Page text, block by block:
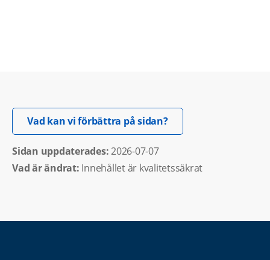
Vad kan vi förbättra på sidan?Öppnas i nytt fönster.
Sidan uppdaterades: 2026-07-07
Vad är ändrat: Innehållet är kvalitetssäkrat